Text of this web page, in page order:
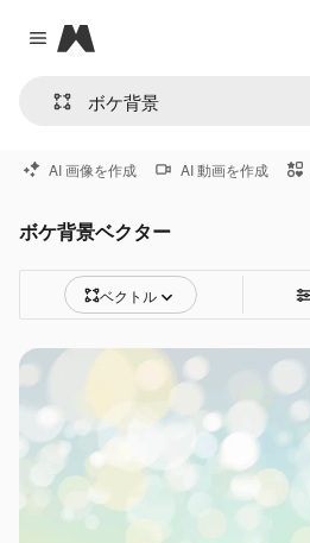
Close menu
Magnific
AI 画像を作成 AI 動画を作成
ボケ背景ベクター
ベクトル